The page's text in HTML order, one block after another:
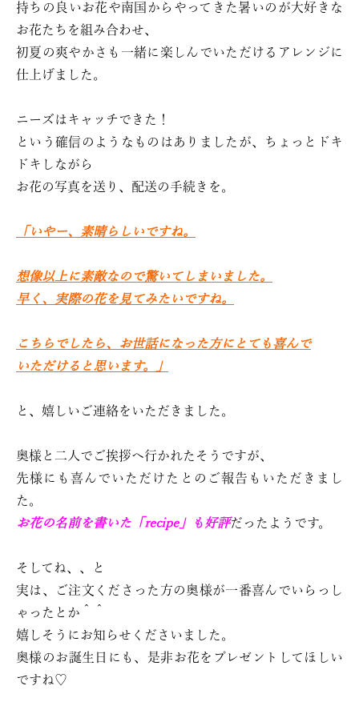
持ちの良いお花や南国からやってきた暑いのが大好きな
お花たちを組み合わせ、
初夏の爽やかさも一緒に楽しんでいただけるアレンジに
仕上げました。
ニーズはキャッチできた！
という確信のようなものはありましたが、ちょっとドキ
ドキしながら
お花の写真を送り、配送の手続きを。
「いやー、素晴らしいですね。
想像以上に素敵なので驚いてしまいました。
早く、実際の花を見てみたいですね。
こちらでしたら、お世話になった方にとても喜んで
いただけると思います。」
と、嬉しいご連絡をいただきました。
奥様と二人でご挨拶へ行かれたそうですが、
先様にも喜んでいただけたとのご報告もいただきまし
た。
お花の名前を書いた「recipe」も好評だったようです。
そしてね、、と
実は、ご注文くださった方の奥様が一番喜んでいらっし
ゃったとか＾＾
嬉しそうにお知らせくださいました。
奥様のお誕生日にも、是非お花をプレゼントしてほしい
ですね♡